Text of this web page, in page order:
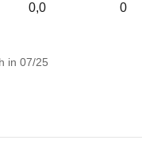
0,0 0
in 07/25